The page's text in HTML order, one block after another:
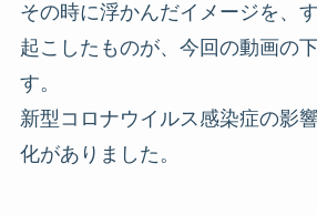
その時に浮かんだイメージを、
起こしたものが、今回の動画の
す。
新型コロナウイルス感染症の影
化がありました。